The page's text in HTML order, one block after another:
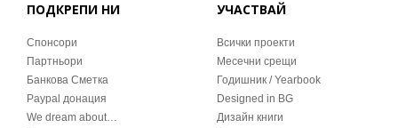
ПОДКРЕПИ НИ
Спонсори
Партньори
Банкова Сметка
Paypal донация
We dream about…
УЧАСТВАЙ
Всички проекти
Месечни срещи
Годишник / Yearbook
Designed in BG
Дизайн книги